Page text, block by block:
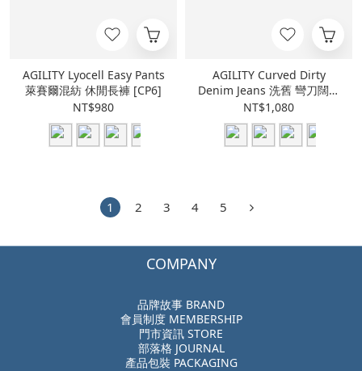
AGILITY Lyocell Easy Pants
萊賽爾混紡 休閒長褲 [CP6]
NT$980
AGILITY Curved Dirty
Denim Jeans 洗舊 彎刀闊腿
牛仔長褲 [P98]
NT$1,080
1 2 3 4 5
COMPANY
品牌故事 BRAND
會員制度 MEMBERSHIP
門市資訊 STORE
部落格 JOURNAL
產品包裝 PACKAGING